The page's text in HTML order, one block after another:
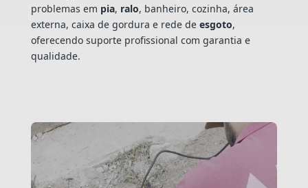
problemas em pia, ralo, banheiro, cozinha, área
externa, caixa de gordura e rede de esgoto,
oferecendo suporte profissional com garantia e
qualidade.